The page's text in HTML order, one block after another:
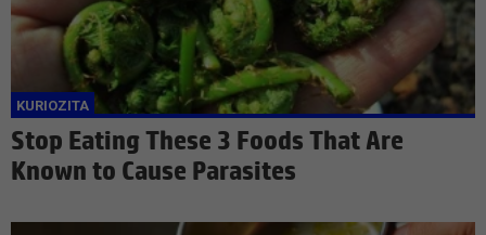
Stop Eating These 3 Foods That Are
Known to Cause Parasites